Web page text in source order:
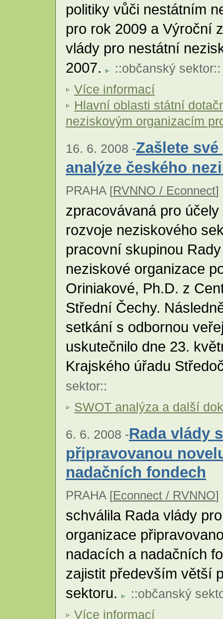
politiky vůči nestátním
pro rok 2009 a Výroční
vlády pro nestátní
2007.
::občanský sektor::
Více informací
Hlavní oblasti státní
neziskovým organizacím
16. 6. 2008 -Zašlete
analýze českého
PRAHA [RVNNO / Econnect]
zpracovávaná pro
rozvoje neziskového
pracovní skupinou
neziskové organizace
Oriniakové, Ph.D. z
Střední Čechy.
setkání s odbornou
uskutečnilo dne 23.
Krajského úřadu
sektor::
SWOT analýza a další
6. 6. 2008 -Rada vlády
připravovanou
nadačních fondech
PRAHA [Econnect / RVNNO]
schválila Rada vlády
organizace
nadacích a nadačních
zajistit především větší
sektoru.
::občanský
Více informací